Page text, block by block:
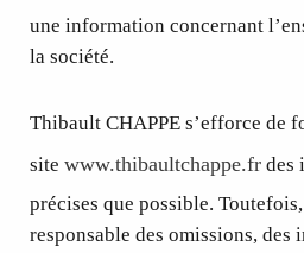
une information concernant
la société.
Thibault CHAPPE s’efforce de
site www.thibaultchappe.fr des
précises que possible.
responsable des omissions, des